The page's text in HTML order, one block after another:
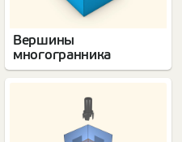
Вершины
многогранника